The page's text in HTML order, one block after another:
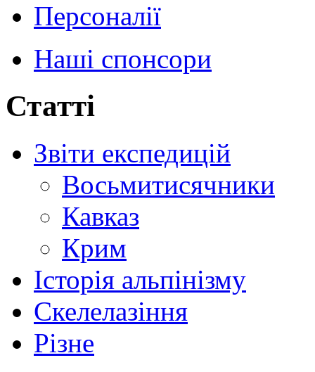
Персоналії
Наші спонсори
Статті
Звіти експедицій
Восьмитисячники
Кавказ
Крим
Історія альпінізму
Скелелазіння
Різне